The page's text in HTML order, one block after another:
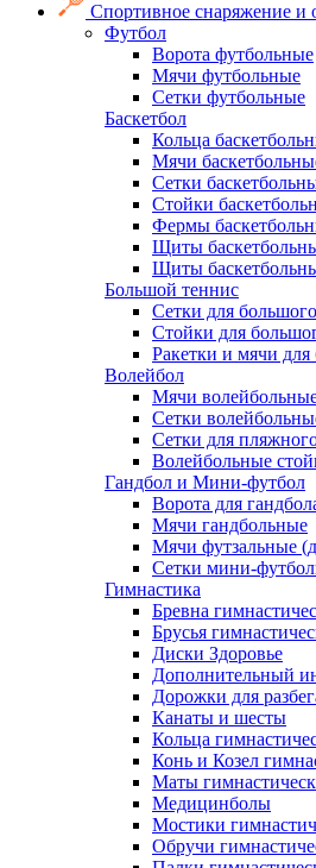
Спортивное снаряжение и
Футбол
Ворота футбольные
Мячи футбольные
Сетки футбольные
Баскетбол
Кольца
Мячи
Сетки
Стойки
Фермы
Щиты
Щиты
Большой теннис
Сетки для
Стойки для
Ракетки и мячи
Волейбол
Мячи
Сетки
Сетки для
Волейбольные
Гандбол и Мини-футбол
Ворота для
Мячи гандбольные
Мячи футзальные
Сетки мини-
Гимнастика
Бревна
Брусья
Диски Здоровье
Дополнительный
Дорожки для
Канаты и шесты
Кольца
Конь и Козел
Маты
Медицинболы
Мостики
Обручи